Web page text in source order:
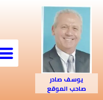
يوسف صادر
صاحب الموقع